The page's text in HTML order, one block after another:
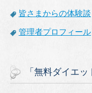
皆さまからの体験談
管理者プロフィール
「無料ダイエ